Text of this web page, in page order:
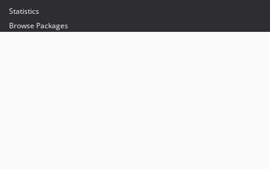
Statistics
Browse Packages